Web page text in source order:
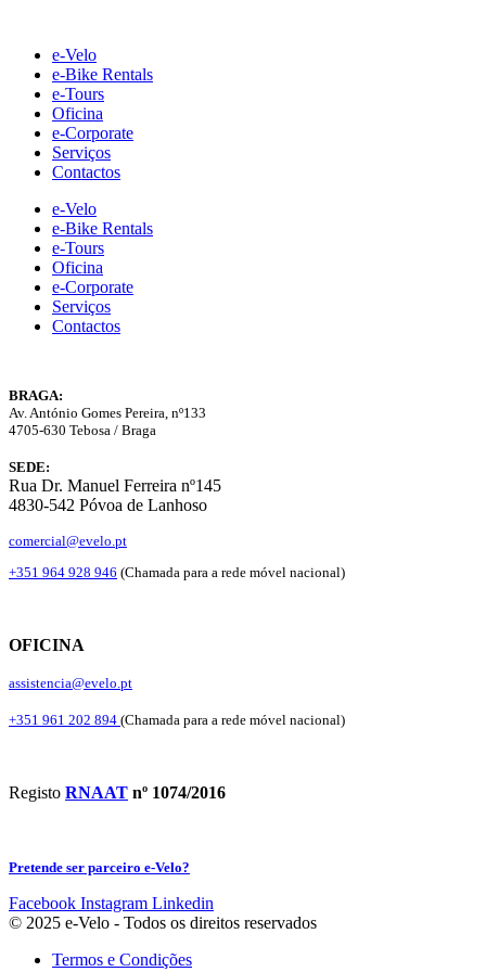
contente-Velo
e-Bike Rentals
e-Tours
Oficina
e-Corporate
Serviços
Contactos
e-Velo
e-Bike Rentals
e-Tours
Oficina
e-Corporate
Serviços
Contactos
BRAGA:
Av. António Gomes Pereira, nº133
4705-630 Tebosa / Braga
SEDE:
Rua Dr. Manuel Ferreira nº145
4830-542 Póvoa de Lanhoso
comercial@evelo.pt
+351 964 928 946 (Chamada para a rede móvel nacional)
OFICINA
assistencia@evelo.pt
+351 961 202 894 (Chamada para a rede móvel nacional)
Registo RNAAT nº 1074/2016
Pretende ser parceiro e-Velo?
Facebook Instagram Linkedin
© 2025 e-Velo - Todos os direitos reservados
Termos e Condições